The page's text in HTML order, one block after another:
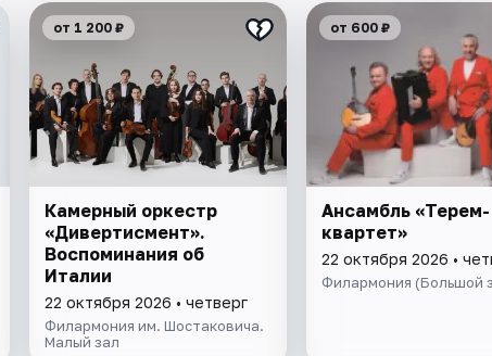
от 1 200 ₽
Камерный оркестр
«Дивертисмент».
Воспоминания об
Италии
22 октября 2026 • четверг
Филармония им. Шостаковича.
Малый зал
от 600 ₽
Ансамбль «Терем-
квартет»
22 октября 2026 •
Филармония (Большой